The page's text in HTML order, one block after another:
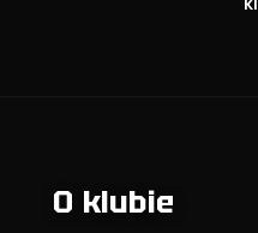
O klubie